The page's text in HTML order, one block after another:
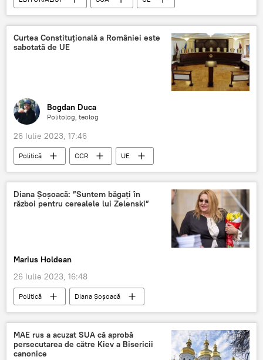
Ucraina
NATO Occident
Curtea Constituțională a României este
sabotată de UE
Bogdan Duca
Politolog, teolog
26 Iulie 2023, 17:46
Politică CCR UE
Diana Șoșoacă: ”Suntem băgați în
război pentru cerealele lui Zelenski”
Marius Holdean
26 Iulie 2023, 16:48
Politică
Diana Șoșoacă
Vladimir Zelenski
Război Cereale
MAE rus a acuzat SUA că aprobă
persecutarea de către Kiev a Bisericii
canonice